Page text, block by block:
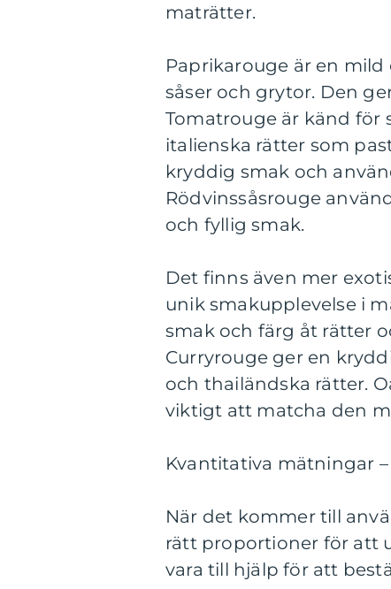
maträtter.
Paprikarouge är en
såser och grytor. Den
Tomatrouge är känd för
italienska rätter som
kryddig smak och
Rödvinssåsrouge
och fyllig smak.
Det finns även mer
unik smakupplevelse i
smak och färg åt rätter
Curryrouge ger en
och thailändska rätter.
viktigt att matcha den
Kvantitativa mätningar
När det kommer till
rätt proportioner för att
vara till hjälp för att